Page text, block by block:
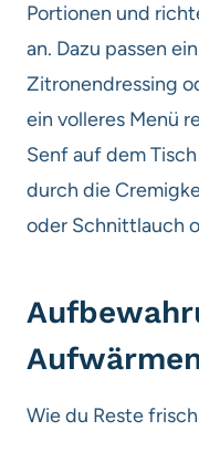
Portionen und
an. Dazu passen
Zitronendressing
ein volleres Menü
Senf auf dem
durch die
oder Schnittlauch
Wie du Reste